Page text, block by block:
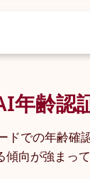
年齢認
での年齢
向が強まって